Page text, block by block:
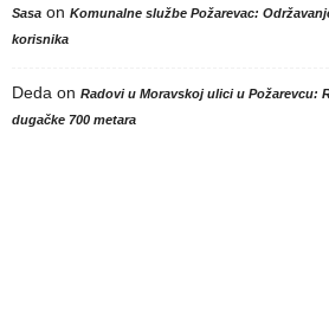
Sasa on Komunalne službe Požarevac:
korisnika
Deda on Radovi u Moravskoj ulici u Požarevcu:
dugačke 700 metara